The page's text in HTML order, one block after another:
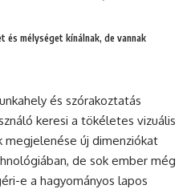
és mélységet kínálnak, de vannak
és szórakoztatás
keresi a tökéletes vizuális
új dimenziókat
de sok ember még
e a hagyományos lapos